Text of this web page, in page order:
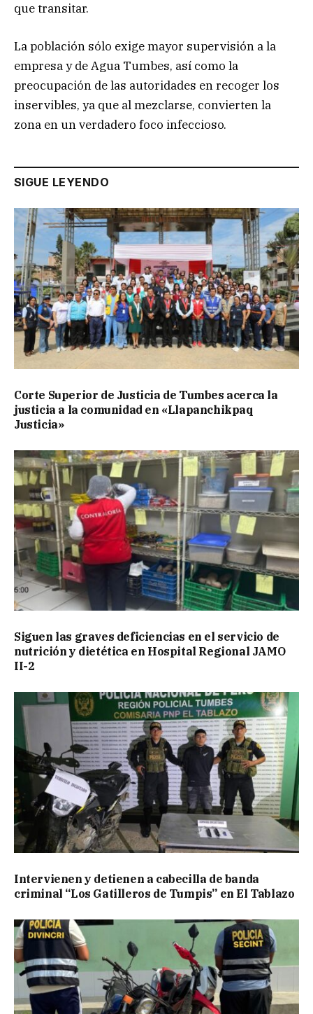
que transitar.
La población sólo exige mayor supervisión a la
empresa y de Agua Tumbes, así como la
preocupación de las autoridades en recoger los
inservibles, ya que al mezclarse, convierten la
zona en un verdadero foco infeccioso.
SIGUE LEYENDO
Corte Superior de Justicia de Tumbes acerca la
justicia a la comunidad en «Llapanchikpaq
Justicia»
Siguen las graves deficiencias en el servicio de
nutrición y dietética en Hospital Regional JAMO
II-2
Intervienen y detienen a cabecilla de banda
criminal “Los Gatilleros de Tumpis” en El Tablazo